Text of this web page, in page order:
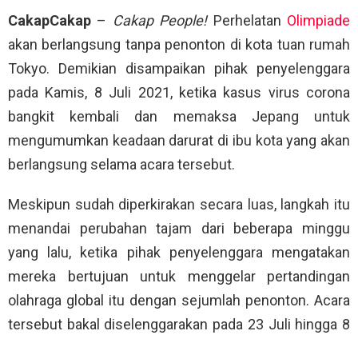
CakapCakap – Cakap People!Perhelatan Olimpiade
akan berlangsung tanpa penonton di kota tuan rumah
Tokyo. Demikian disampaikan pihak penyelenggara
pada Kamis, 8 Juli 2021, ketika kasus virus corona
bangkit kembali dan memaksa Jepang untuk
mengumumkan keadaan darurat di ibu kota yang akan
berlangsung selama acara tersebut.
Meskipun sudah diperkirakan secara luas, langkah itu
menandai perubahan tajam dari beberapa minggu
yang lalu, ketika pihak penyelenggara mengatakan
mereka bertujuan untuk menggelar pertandingan
olahraga global itu dengan sejumlah penonton. Acara
tersebut bakal diselenggarakan pada 23 Juli hingga 8